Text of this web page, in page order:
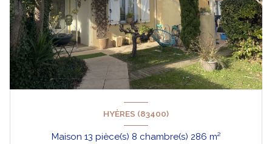
HYÈRES (83400)
Maison 13 pièce(s) 8 chambre(s) 286 m²